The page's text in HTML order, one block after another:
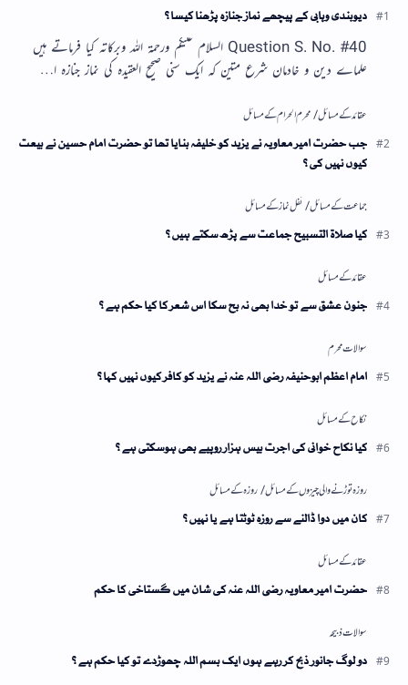
دیوبندی وہابی کے پیچھے نماز جنازہ پڑھنا کیسا؟
Question S. No. #40 السلام علیکم ورحمۃ اللہ وبرکاتہ کیا فرماتے ہیں
علماے دین و خادمان شرع متین کہ ایک سنی صحیح العقیدہ کی نماز جنازہ ا…
جب حضرت امیر معاویہ نے یزید کو خلیفہ بنایا تھا تو حضرت امام حسین نے بیعت
کیوں نہیں کی؟
کیا صلاۃ التسبیح جماعت سے پڑھ سکتے ہیں؟
جنون عشق سے تو خدا بھی نہ بچ سکا اس شعر کا کیا حکم ہے؟
امام اعظم ابوحنیفہ رضی اللہ عنہ نے یزید کو کافر کیوں نہیں کہا؟
کیا نکاح خوانی کی اجرت بیس ہزار روپیے بھی ہوسکتی ہے؟
کان میں دوا ڈالنے سے روزہ ٹوٹتا ہے یا نہیں؟
حضرت امیر معاویہ رضی اللہ عنہ کی شان میں گستاخی کا حکم
دو لوگ جانور ذبح کر رہے ہوں ایک بسم اللہ چھوڑدے تو کیا حکم ہے؟